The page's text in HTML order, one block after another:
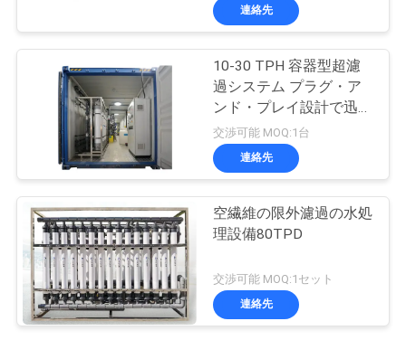
い
PRIVACY
POLICY
逆オスモス膜
56
連絡先
10-30 TPH 容器型超濾
過システム プラグ・ア
ンド・プレイ設計で迅速
な配動水処理
交渉可能 MOQ:1台
連絡先
空繊維の限外濾過の水処
理設備80TPD
交渉可能 MOQ:1セット
連絡先